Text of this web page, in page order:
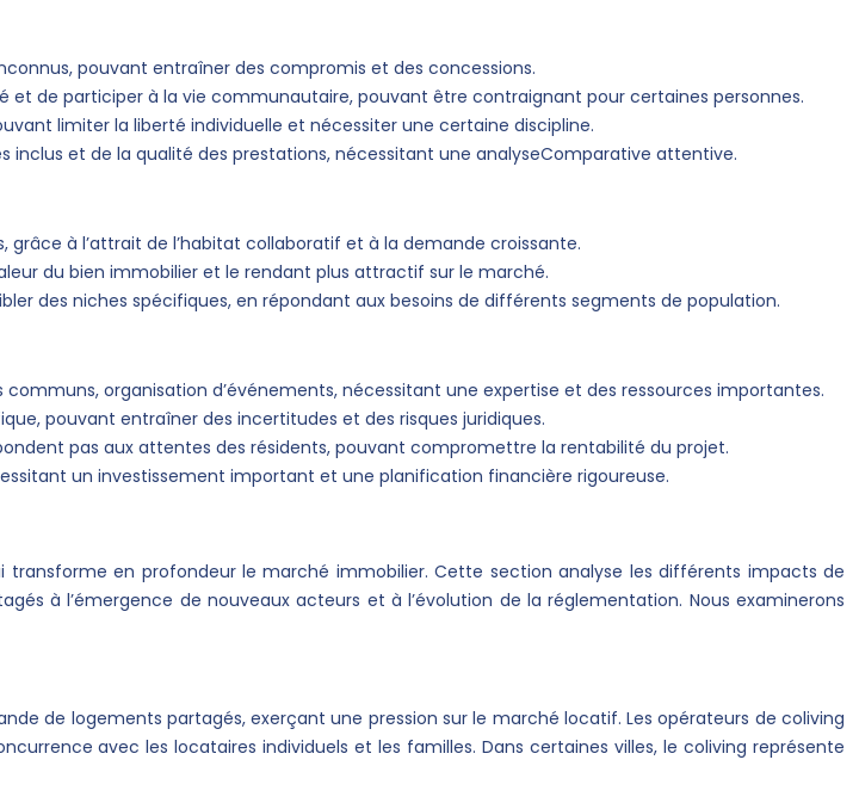
pouvant entraîner des compromis et des concessions.
de participer à la vie communautaire, pouvant être contraignant pour certaines personnes.
limiter la liberté individuelle et nécessiter une certaine discipline.
et de la qualité des prestations, nécessitant une analyseComparative attentive.
à l’attrait de l’habitat collaboratif et à la demande croissante.
du bien immobilier et le rendant plus attractif sur le marché.
des niches spécifiques, en répondant aux besoins de différents segments de population.
organisation d’événements, nécessitant une expertise et des ressources importantes.
pouvant entraîner des incertitudes et des risques juridiques.
pas aux attentes des résidents, pouvant compromettre la rentabilité du projet.
un investissement important et une planification financière rigoureuse.
transforme en profondeur le marché immobilier. Cette section analyse les différents impacts de
à l’émergence de nouveaux acteurs et à l’évolution de la réglementation. Nous examinerons
de logements partagés, exerçant une pression sur le marché locatif. Les opérateurs de coliving
avec les locataires individuels et les familles. Dans certaines villes, le coliving représente